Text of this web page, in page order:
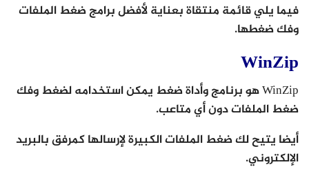
فيما يلي قائمة منتقاة بعناية لأفضل برامج ضغط الملفات
وفك ضغطها.
WinZip
WinZip هو برنامج وأداة ضغط يمكن استخدامه لضغط وفك
ضغط الملفات دون أي متاعب.
أيضا يتيح لك ضغط الملفات الكبيرة لإرسالها كمرفق بالبريد
الإلكتروني.